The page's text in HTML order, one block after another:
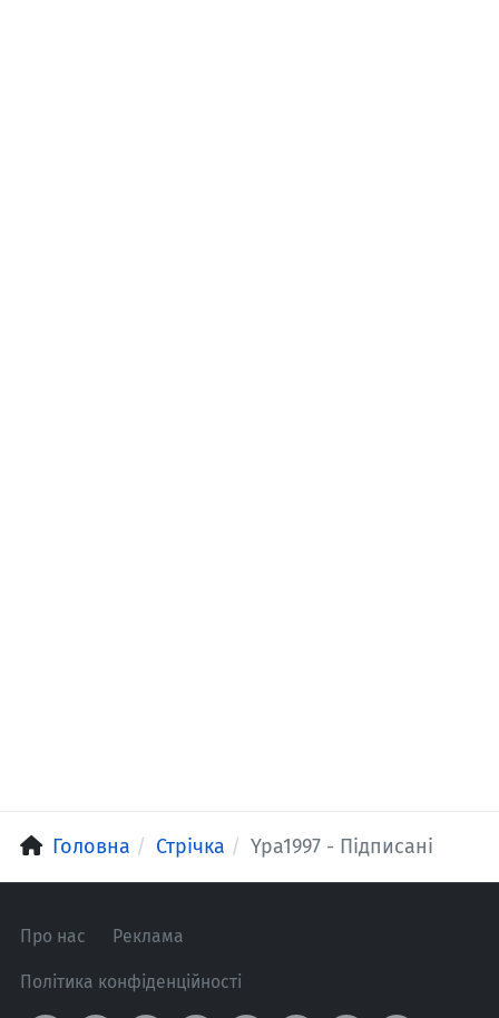
Головна Стрічка Ypa1997 - Підписані
Про нас Реклама
Політика конфіденційності